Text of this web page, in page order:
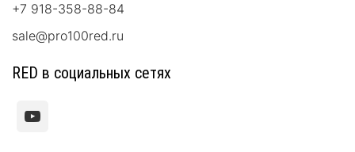
+7 918-358-88-84
sale@pro100red.ru
RED в социальных сетях